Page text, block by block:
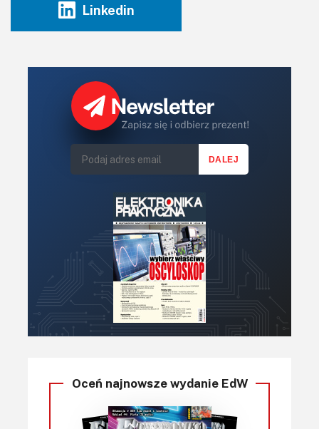
Linkedin
Oceń najnowsze wydanie EdW